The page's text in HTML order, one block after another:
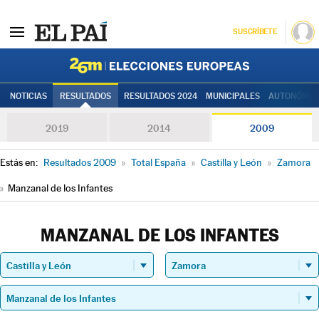
SUSCRÍBETE
NOTICIAS RESULTADOS RESULTADOS 2024 MUNICIPALES
2019 2014 2009
Estás en: Resultados 2009 » Total España » Castilla y León » Zamora
» Manzanal de los Infantes
MANZANAL DE LOS INFANTES